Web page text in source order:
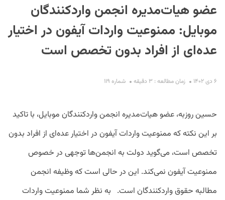
عضو هیات‌مدیره انجمن واردکنندگان
موبایل: ممنوعیت واردات آیفون در اختیار
عده‌ای از افراد بدون ‌تخصص است
۶ دی ۱۴۰۲ زمان مطالعه : ۳ دقیقه شماره ۱۱۹
حسین روزبه، عضو هیات‌مدیره انجمن واردکنندگان موبایل، با تاکید
بر این نکته که ممنوعیت واردات آیفون در اختیار عده‌ای از افراد بدون
‌تخصص است، می‌گوید دولت به انجمن‌ها توجهی در خصوص
ممنوعیت‌ آیفون نمی‌کند. این در حالی است که وظیفه انجمن
مطالبه حقوق واردکنندگان است. به نظر شما ممنوعیت واردات